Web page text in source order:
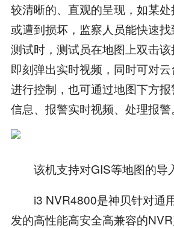
较清晰的、直观的呈现，如某
或遭到损坏，监察人员能快速找
测试时，测试员在地图上双击
即刻弹出实时视频，同时可对
进行控制，也可通过地图下方
信息、报警实时视频、处理报警。
该机支持对GIS等地图的导
i3 NVR4800是神贝针对通
发的高性能高安全高兼容的